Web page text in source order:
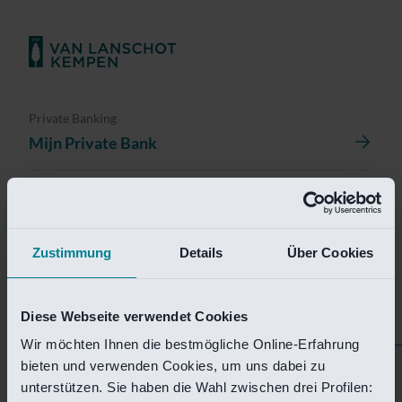
Zustimmung Details Über Cookies
Diese Webseite verwendet Cookies
Wir möchten Ihnen die bestmögliche Online-Erfahrung
bieten und verwenden Cookies, um uns dabei zu
unterstützen. Sie haben die Wahl zwischen drei Profilen:
Private Banking
Mijn Private Bank
Helaas is deze pagina